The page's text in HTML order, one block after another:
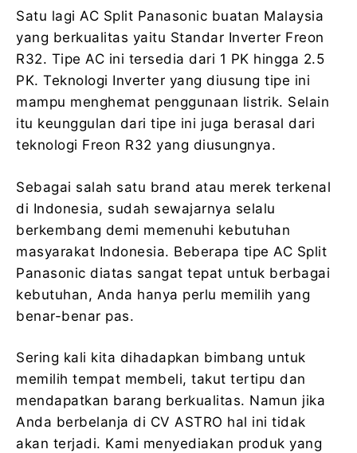
Satu lagi AC Split Panasonic buatan Malaysia
yang berkualitas yaitu Standar Inverter Freon
R32. Tipe AC ini tersedia dari 1 PK hingga 2.5
PK. Teknologi Inverter yang diusung tipe ini
mampu menghemat penggunaan listrik. Selain
itu keunggulan dari tipe ini juga berasal dari
teknologi Freon R32 yang diusungnya.
Sebagai salah satu brand atau merek terkenal
di Indonesia, sudah sewajarnya selalu
berkembang demi memenuhi kebutuhan
masyarakat Indonesia. Beberapa tipe AC Split
Panasonic diatas sangat tepat untuk berbagai
kebutuhan, Anda hanya perlu memilih yang
benar-benar pas.
Sering kali kita dihadapkan bimbang untuk
memilih tempat membeli, takut tertipu dan
mendapatkan barang berkualitas. Namun jika
Anda berbelanja di CV ASTRO hal ini tidak
akan terjadi. Kami menyediakan produk yang